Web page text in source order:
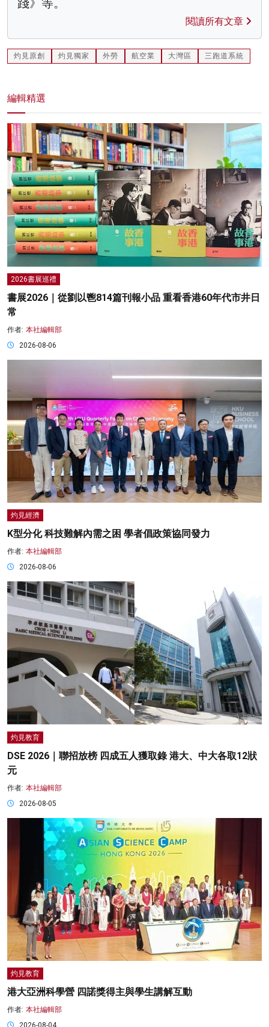
踐》等。
閱讀所有文章
灼見原創 灼見獨家 外勞 航空業 大灣區 三跑道系統
編輯精選
2026書展巡禮
書展2026｜從劉以鬯814篇刊報小品 重看香港60年代市井日
常
作者: 本社編輯部
2026-08-06
灼見經濟
K型分化 科技難解內需之困 學者倡政策協同發力
作者: 本社編輯部
2026-08-06
灼見教育
DSE 2026｜聯招放榜 四成五人獲取錄 港大、中大各取12狀
元
作者: 本社編輯部
2026-08-05
灼見教育
港大亞洲科學營 四諾獎得主與學生講解互動
作者: 本社編輯部
2026-08-04